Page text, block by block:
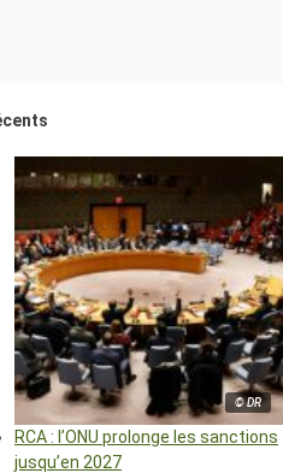
© DR
RCA : l’ONU prolonge les sanctions
jusqu’en 2027